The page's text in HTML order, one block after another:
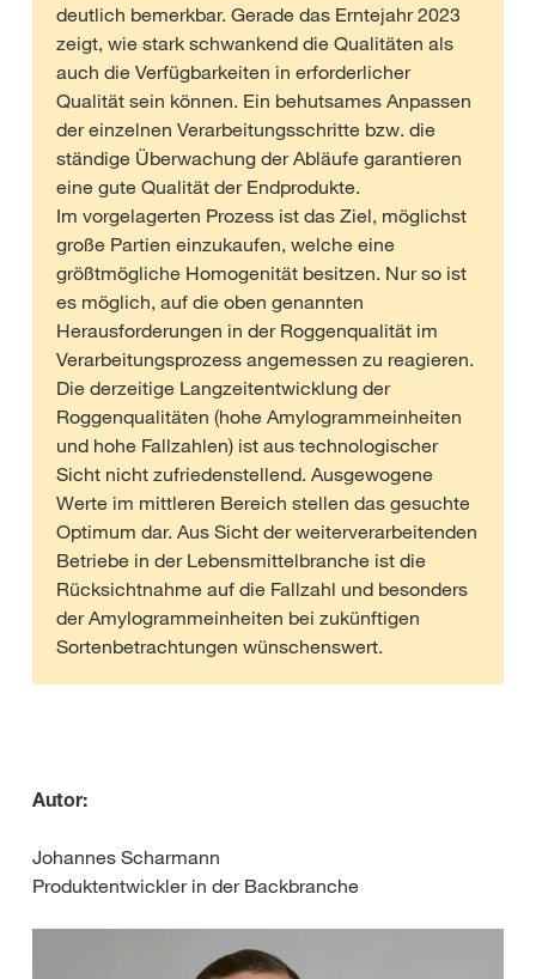
deutlich bemerkbar. Gerade das Erntejahr 2023
zeigt, wie stark schwankend die Qualitäten als
auch die Verfügbarkeiten in erforderlicher
Qualität sein können. Ein behutsames Anpassen
der einzelnen Verarbeitungsschritte bzw. die
ständige Überwachung der Abläufe garantieren
eine gute Qualität der Endprodukte.
Im vorgelagerten Prozess ist das Ziel, möglichst
große Partien einzukaufen, welche eine
größtmögliche Homogenität besitzen. Nur so ist
es möglich, auf die oben genannten
Herausforderungen in der Roggenqualität im
Verarbeitungsprozess angemessen zu reagieren.
Die derzeitige Langzeitentwicklung der
Roggenqualitäten (hohe Amylogrammeinheiten
und hohe Fallzahlen) ist aus technologischer
Sicht nicht zufriedenstellend. Ausgewogene
Werte im mittleren Bereich stellen das gesuchte
Optimum dar. Aus Sicht der weiterverarbeitenden
Betriebe in der Lebensmittelbranche ist die
Rücksichtnahme auf die Fallzahl und besonders
der Amylogrammeinheiten bei zukünftigen
Sortenbetrachtungen wünschenswert.
Autor:
Johannes Scharmann
Produktentwickler in der Backbranche